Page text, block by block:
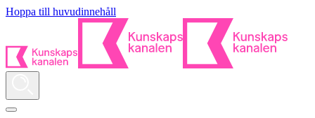
Hoppa till huvudinnehåll